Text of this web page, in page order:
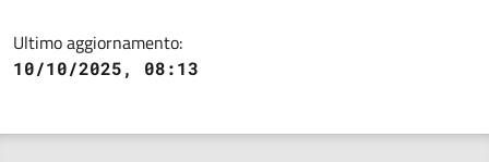
Ultimo aggiornamento:
10/10/2025, 08:13